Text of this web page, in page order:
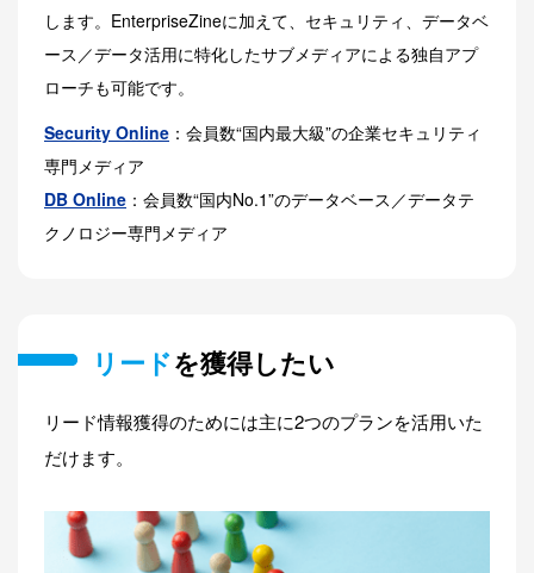
します。EnterpriseZineに加えて、セキュリティ、データベ
ース／データ活用に特化したサブメディアによる独自アプ
ローチも可能です。
Security Online ：会員数“国内最大級”の企業セキュリティ
専門メディア
DB Online ：会員数“国内No.1”のデータベース／データテ
クノロジー専門メディア
リードを獲得したい
リード情報獲得のためには主に2つのプランを活用いた
だけます。